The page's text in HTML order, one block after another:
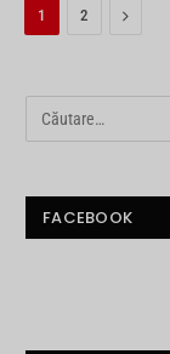
1 2 Next
FACEBOOK